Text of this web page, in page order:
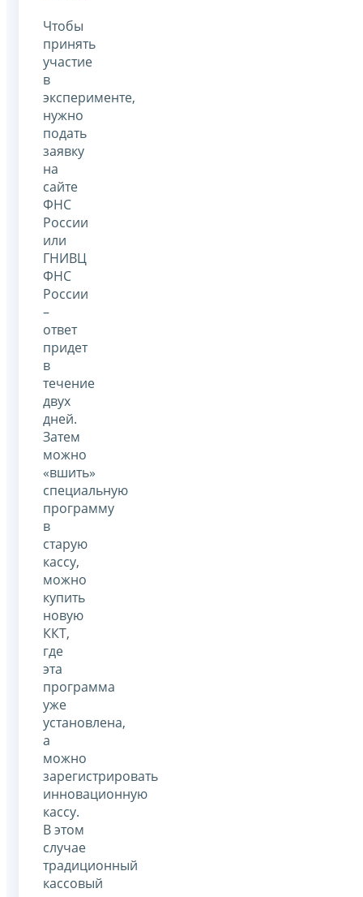
Чтобы
принять
участие
в
эксперименте,
нужно
подать
заявку
на
сайте
ФНС
России
или
ГНИВЦ
ФНС
России
–
ответ
придет
в
течение
двух
дней.
Затем
можно
«вшить»
специальную
программу
в
старую
кассу,
можно
купить
новую
ККТ,
где
эта
программа
уже
установлена,
а
можно
зарегистрировать
инновационную
кассу.
В этом
случае
традиционный
кассовый